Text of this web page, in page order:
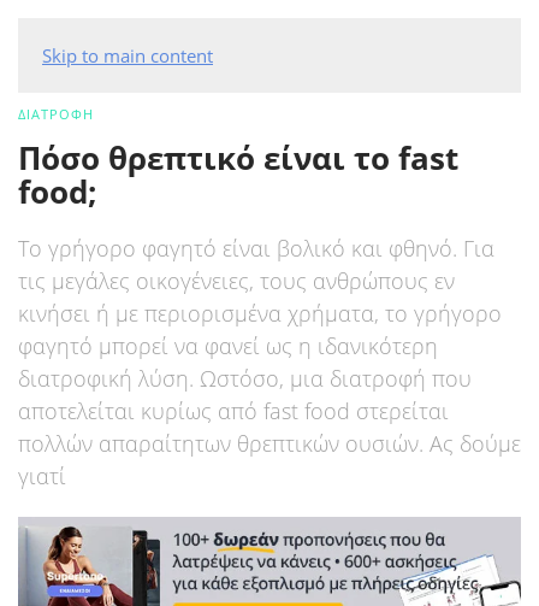
Skip to main content
ΔΙΑΤΡΟΦΗ
Πόσο θρεπτικό είναι το fast
food;
Το γρήγορο φαγητό είναι βολικό και φθηνό. Για
τις μεγάλες οικογένειες, τους ανθρώπους εν
κινήσει ή με περιορισμένα χρήματα, το γρήγορο
φαγητό μπορεί να φανεί ως η ιδανικότερη
διατροφική λύση. Ωστόσο, μια διατροφή που
αποτελείται κυρίως από fast food στερείται
πολλών απαραίτητων θρεπτικών ουσιών. Ας δούμε
γιατί